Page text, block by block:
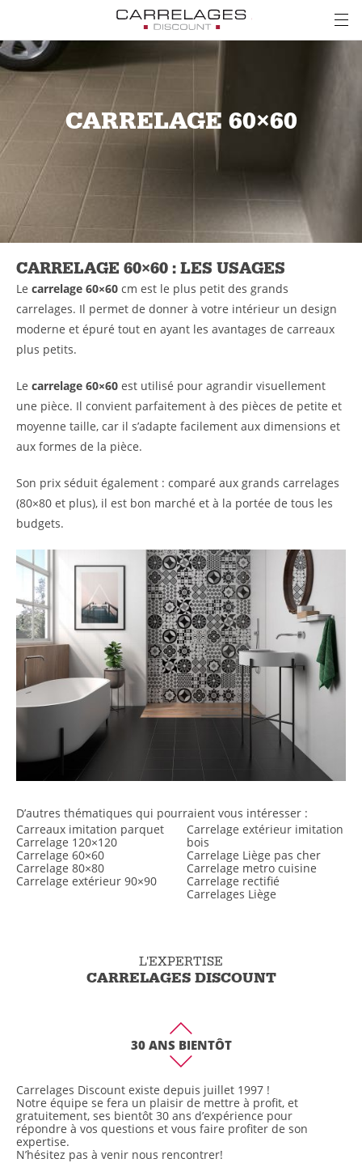
CARRELAGE 60×60
CARRELAGE 60×60 : LES USAGES
Le carrelage 60×60 cm est le plus petit des grands
carrelages. Il permet de donner à votre intérieur un design
moderne et épuré tout en ayant les avantages de carreaux
plus petits.
Le carrelage 60×60 est utilisé pour agrandir visuellement
une pièce. Il convient parfaitement à des pièces de petite et
moyenne taille, car il s’adapte facilement aux dimensions et
aux formes de la pièce.
Son prix séduit également : comparé aux grands carrelages
(80×80 et plus), il est bon marché et à la portée de tous les
budgets.
D’autres thématiques qui pourraient vous intéresser :
Carreaux imitation parquet
Carrelage 120×120
Carrelage 60×60
Carrelage 80×80
Carrelage extérieur 90×90
Carrelage extérieur imitation
bois
Carrelage Liège pas cher
Carrelage metro cuisine
Carrelage rectifié
Carrelages Liège
L'EXPERTISE
CARRELAGES DISCOUNT
30 ANS BIENTÔT
Carrelages Discount existe depuis juillet 1997 !
Notre équipe se fera un plaisir de mettre à profit, et
gratuitement, ses bientôt 30 ans d’expérience pour
répondre à vos questions et vous faire profiter de son
expertise.
N’hésitez pas à venir nous rencontrer!